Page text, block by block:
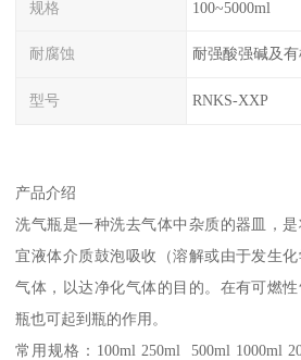
规格 100~5000ml
耐腐蚀 耐强酸强碱及有
型号 RNKS-XXP
产品介绍
洗气瓶是一种洗去气体中杂质的器皿，
宜液体介质鼓泡吸收（溶解或由于发生
气体，以达净化气体的目的。在有可燃
瓶也可起到瓶的作用。
常用规格：100ml 250ml 500ml 1000ml